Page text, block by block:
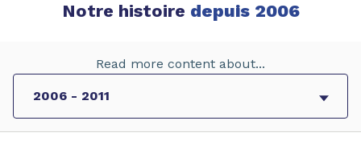
Notre histoire depuis 2006
Read more content about...